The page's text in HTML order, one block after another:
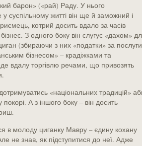
барон» («рай) Раду. У нього
суспільному житті він ще й заможний і
котрий досить вдало за часів
З одного боку він слугує «дахом»
(збираючи з них «податки» за
бізнесом» – крадіжками та
вдалу торгівлю речами, що привозять
«національних традицій»
А з іншого боку – він досить
в молоду циганку Мавру – єдину кохану
не знав, як підступитися до неї. Адже